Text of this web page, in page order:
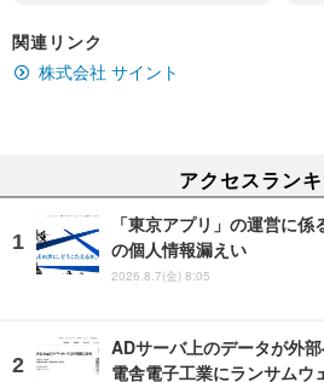
関連リンク
株式会社 サイント
アクセスラン
「東京アプリ」の運営に
の個人情報漏えい
2026.8.7(金) 8:05
ADサーバ上のデータが外
電舎電子工業にランサムウ